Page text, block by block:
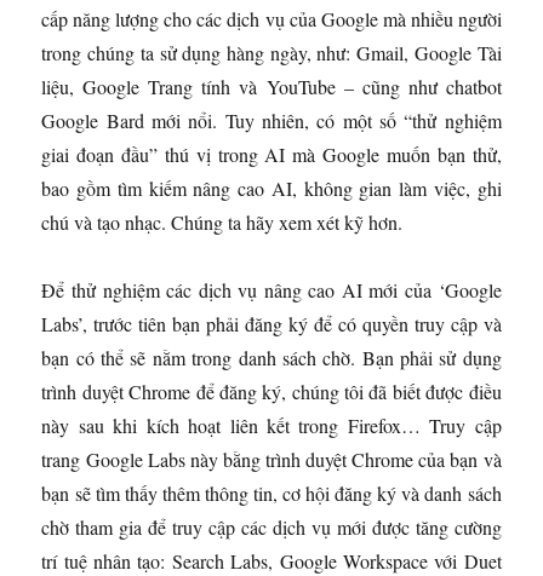
cấp năng lượng cho các dịch vụ của Google mà nhiều người
trong chúng ta sử dụng hàng ngày, như: Gmail, Google Tài
liệu, Google Trang tính và YouTube – cũng như chatbot
Google Bard mới nổi. Tuy nhiên, có một số “thử nghiệm
giai đoạn đầu” thú vị trong AI mà Google muốn bạn thử,
bao gồm tìm kiếm nâng cao AI, không gian làm việc, ghi
chú và tạo nhạc. Chúng ta hãy xem xét kỹ hơn.
Để thử nghiệm các dịch vụ nâng cao AI mới của ‘Google
Labs’, trước tiên bạn phải đăng ký để có quyền truy cập và
bạn có thể sẽ nằm trong danh sách chờ. Bạn phải sử dụng
trình duyệt Chrome để đăng ký, chúng tôi đã biết được điều
này sau khi kích hoạt liên kết trong Firefox… Truy cập
trang Google Labs này bằng trình duyệt Chrome của bạn và
bạn sẽ tìm thấy thêm thông tin, cơ hội đăng ký và danh sách
chờ tham gia để truy cập các dịch vụ mới được tăng cường
trí tuệ nhân tạo: Search Labs, Google Workspace với Duet